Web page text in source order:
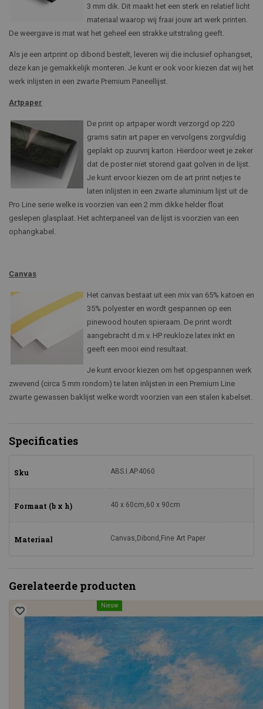
3 mm dik. Dit maakt het een sterk en relatief licht
materiaal waarop wij fraai jouw art werk printen.
De weergave is mat wat het geheel een strakke uitstraling geeft.
Als je een artprint op dibond bestelt, leveren wij die inclusief ophangset,
deze kan je gemakkelijk monteren. Je kunt er ook voor kiezen dat wij het
werk inlijsten in een zwarte Premium Paneellijst.
Artpaper
De print op artpaper wordt verzorgd op 220
grams satin art paper en vervolgens zorgvuldig
geplakt op zuurvrij karton. Hierdoor weet je zeker
dat de poster niet storend gaat golven in de lijst.
Je kunt ervoor kiezen om de art print netjes te
laten inlijsten in een zwarte aluminium lijst uit de
Pro Line serie welke is voorzien van een 2 mm dikke helder float
geslepen glasplaat. Het achterpaneel van de lijst is voorzien van een
ophangkabel.
Canvas
Het canvas bestaat uit een mix van 65% katoen en
35% polyester en wordt gespannen op een
pinewood houten spieraam. De print wordt
aangebracht d.m.v. HP reukloze latex inkt en
geeft een mooi eind resultaat.
Je kunt ervoor kiezen om het opgespannen werk
zwevend (circa 5 mm rondom) te laten inlijsten in een Premium Line
zwarte gewassen baklijst welke wordt voorzien van een stalen kabelset.
Specificaties
Sku ABS.I.AP.4060
Formaat (b x h) 40 x 60cm,60 x 90cm
Materiaal Canvas,Dibond,Fine Art Paper
Gerelateerde producten
Nieuw